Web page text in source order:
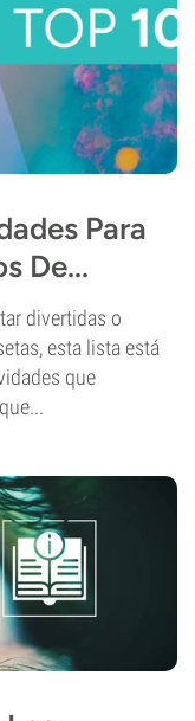
Para
De...
divertidas o
esta lista está
que